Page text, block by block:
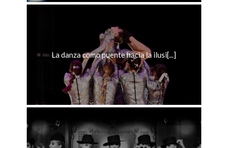
La danza como puente hacia la ilusi[...]